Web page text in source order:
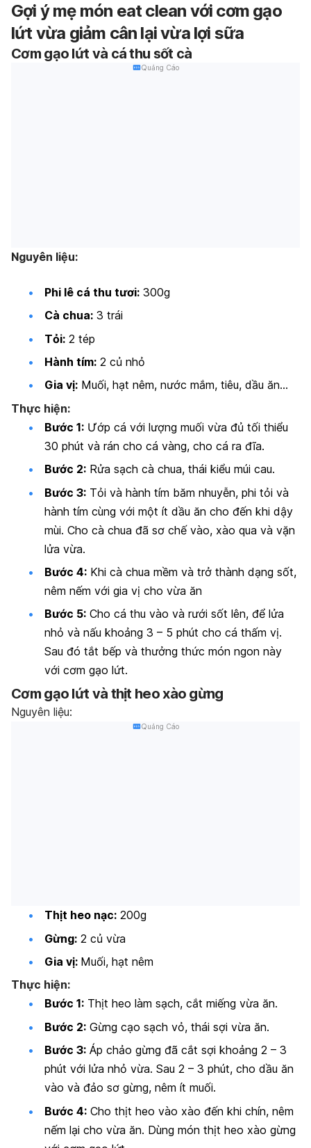
Gợi ý mẹ món eat clean với cơm gạo
lứt vừa giảm cân lại vừa lợi sữa
Cơm gạo lứt và cá thu sốt cà
Quảng Cáo
Nguyên liệu:
Phi lê cá thu tươi: 300g
Cà chua: 3 trái
Tỏi: 2 tép
Hành tím: 2 củ nhỏ
Gia vị: Muối, hạt nêm, nước mắm, tiêu, dầu ăn…
Thực hiện:
Bước 1: Ướp cá với lượng muối vừa đủ tối thiểu
30 phút và rán cho cá vàng, cho cá ra đĩa.
Bước 2: Rửa sạch cà chua, thái kiểu múi cau.
Bước 3: Tỏi và hành tím băm nhuyễn, phi tỏi và
hành tím cùng với một ít dầu ăn cho đến khi dậy
mùi. Cho cà chua đã sơ chế vào, xào qua và vặn
lửa vừa.
Bước 4: Khi cà chua mềm và trở thành dạng sốt,
nêm nếm với gia vị cho vừa ăn
Bước 5: Cho cá thu vào và rưới sốt lên, để lửa
nhỏ và nấu khoảng 3 – 5 phút cho cá thấm vị.
Sau đó tắt bếp và thưởng thức món ngon này
với cơm gạo lứt.
Cơm gạo lứt và thịt heo xào gừng
Nguyên liệu:
Quảng Cáo
Thịt heo nạc: 200g
Gừng: 2 củ vừa
Gia vị: Muối, hạt nêm
Thực hiện:
Bước 1: Thịt heo làm sạch, cắt miếng vừa ăn.
Bước 2: Gừng cạo sạch vỏ, thái sợi vừa ăn.
Bước 3: Áp chảo gừng đã cắt sợi khoảng 2 – 3
phút với lửa nhỏ vừa. Sau 2 – 3 phút, cho dầu ăn
vào và đảo sơ gừng, nêm ít muối.
Bước 4: Cho thịt heo vào xào đến khi chín, nêm
nếm lại cho vừa ăn. Dùng món thịt heo xào gừng